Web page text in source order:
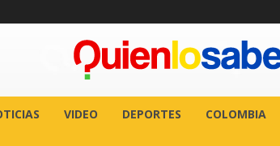
VIDEO DEPORTES COLOMBIA